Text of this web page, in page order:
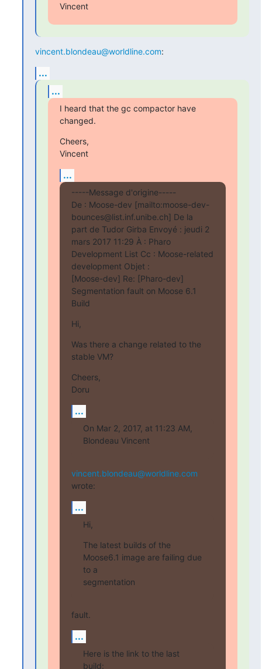
Vincent
vincent.blondeau@worldline.com:
...
...
I heard that the gc compactor have
changed.
Cheers,
Vincent
...
-----Message d'origine-----
De : Moose-dev [mailto:moose-dev-
bounces@list.inf.unibe.ch] De la
part de Tudor Girba Envoyé : jeudi 2
mars 2017 11:29 À : Pharo
Development List Cc : Moose-related
development Objet :
[Moose-dev] Re: [Pharo-dev]
Segmentation fault on Moose 6.1
Build
Hi,
Was there a change related to the
stable VM?
Cheers,
Doru
...
On Mar 2, 2017, at 11:23 AM,
Blondeau Vincent
vincent.blondeau@worldline.com
wrote:
...
Hi,
The latest builds of the
Moose6.1 image are failing due
to a
segmentation
fault.
...
Here is the link to the last